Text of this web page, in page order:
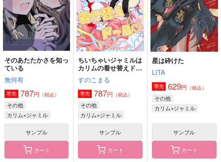
ジャミル×カリム
サンプル
作品詳細
ジャミル×カリム
サンプル
作品詳細
ジャミル×カリム
サンプル
作品詳細
そのあたたかさを知っ
ている
無何有
専売 787円 （税込）
その他
カリム×ジャミル
サンプル
カート
ちいちゃいジャミルは
カリムの着せ替えドー
ル
すのこまる
専売 787円 （税込）
その他
カリム×ジャミル
サンプル
カート
星は砕けた
LITA
専売 629円 （税込）
その他
カリム×ジャミル
サンプル
カート